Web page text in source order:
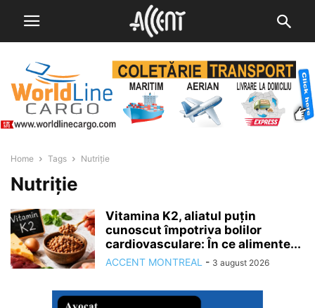
Home Tags Nutriție
Nutriție
Vitamina K2, aliatul puțin
cunoscut împotriva bolilor
cardiovasculare: În ce alimente...
ACCENT MONTREAL - 3 august 2026